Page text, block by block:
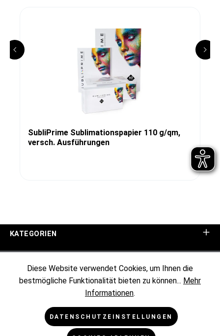
SubliPrime Sublimationspapier 110 g/qm,
versch. Ausführungen
KATEGORIEN
KUNDENINFORMATIONEN
RECHTLICHES
Diese Website verwendet Cookies, um Ihnen die
bestmögliche Funktionalität bieten zu können... Mehr
Informationen.
DATENSCHUTZEINSTELLUNGEN